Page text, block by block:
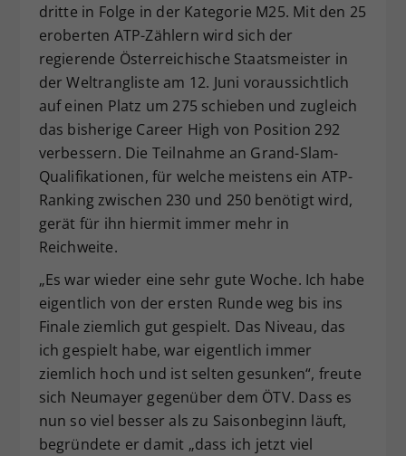
dritte in Folge in der Kategorie M25. Mit den 25
eroberten ATP-Zählern wird sich der
regierende Österreichische Staatsmeister in
der Weltrangliste am 12. Juni voraussichtlich
auf einen Platz um 275 schieben und zugleich
das bisherige Career High von Position 292
verbessern. Die Teilnahme an Grand-Slam-
Qualifikationen, für welche meistens ein ATP-
Ranking zwischen 230 und 250 benötigt wird,
gerät für ihn hiermit immer mehr in
Reichweite.
„Es war wieder eine sehr gute Woche. Ich habe
eigentlich von der ersten Runde weg bis ins
Finale ziemlich gut gespielt. Das Niveau, das
ich gespielt habe, war eigentlich immer
ziemlich hoch und ist selten gesunken“, freute
sich Neumayer gegenüber dem ÖTV. Dass es
nun so viel besser als zu Saisonbeginn läuft,
begründete er damit „dass ich jetzt viel